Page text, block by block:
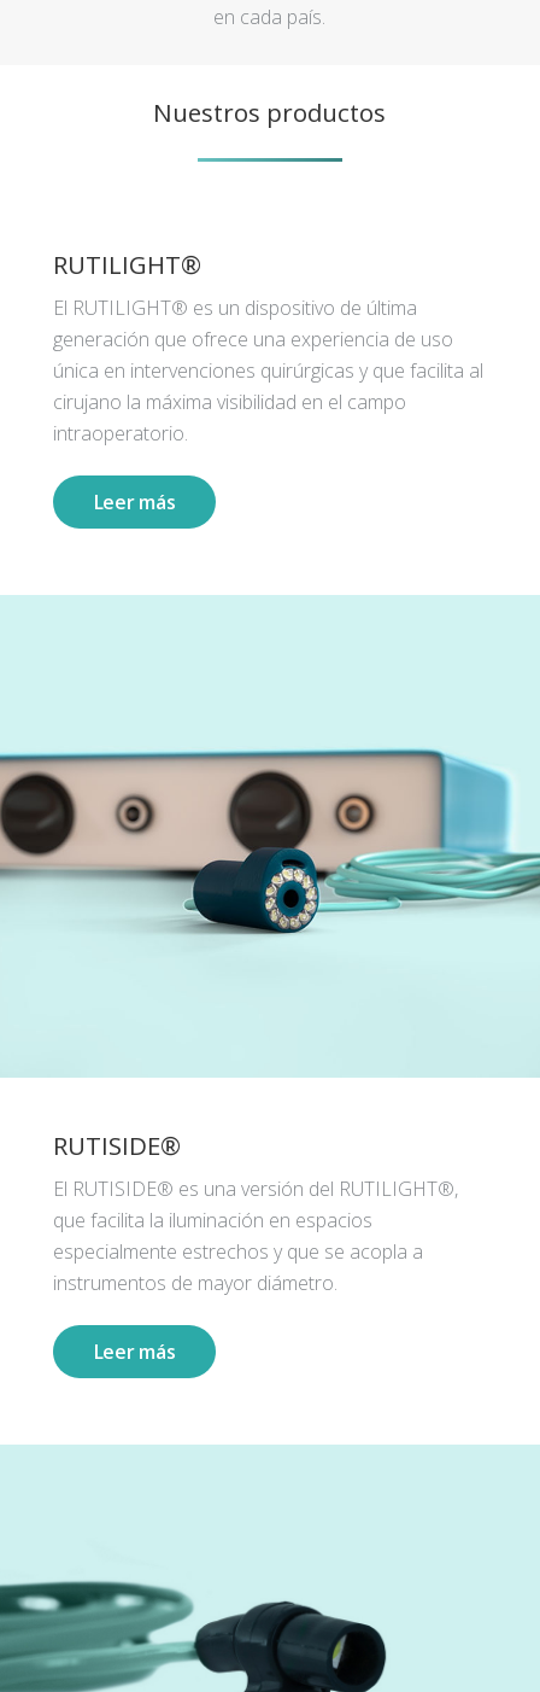
en cada país.
Nuestros productos
RUTILIGHT®
El RUTILIGHT® es un dispositivo de última
generación que ofrece una experiencia de uso
única en intervenciones quirúrgicas y que facilita al
cirujano la máxima visibilidad en el campo
intraoperatorio.
Leer más
RUTISIDE®
El RUTISIDE® es una versión del RUTILIGHT®,
que facilita la iluminación en espacios
especialmente estrechos y que se acopla a
instrumentos de mayor diámetro.
Leer más